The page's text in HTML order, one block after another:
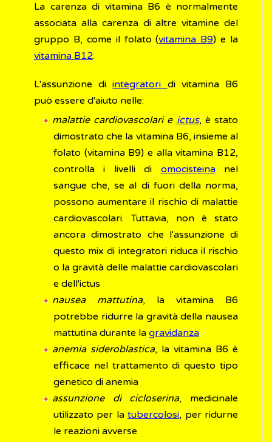
La carenza di vitamina B6 è normalmente
associata alla carenza di altre vitamine del
gruppo B, come il folato (vitamina B9) e la
vitamina B12.
L'assunzione diintegratori di vitamina B6
può essere d'aiuto nelle:
malattie cardiovascolari e ictus, è stato
dimostrato che la vitamina B6, insieme al
folato (vitamina B9) e alla vitamina B12,
controlla i livelli di omocisteinanel
sangue che, se al di fuori della norma,
possono aumentare il rischio di malattie
cardiovascolari. Tuttavia, non è stato
ancora dimostrato che l'assunzione di
questo mix di integratori riduca il rischio
o la gravità delle malattie cardiovascolari
e dell'ictus
nausea mattutina, la vitamina B6
potrebbe ridurre la gravità della nausea
mattutina durante la gravidanza
anemia sideroblastica, la vitamina B6 è
efficace nel trattamento di questo tipo
genetico di anemia
assunzione di cicloserina, medicinale
utilizzato per latubercolosi, per ridurne
le reazioni avverse